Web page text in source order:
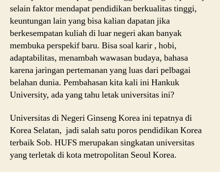
selain faktor mendapat pendidikan berkualitas tinggi,
keuntungan lain yang bisa kalian dapatan jika
berkesempatan kuliah di luar negeri akan banyak
membuka perspekif baru. Bisa soal karir , hobi,
adaptabilitas, menambah wawasan budaya, bahasa
karena jaringan pertemanan yang luas dari pelbagai
belahan dunia. Pembahasan kita kali ini Hankuk
University, ada yang tahu letak universitas ini?
Universitas di Negeri Ginseng Korea ini tepatnya di
Korea Selatan, jadi salah satu poros pendidikan Korea
terbaik Sob. HUFS merupakan singkatan universitas
yang terletak di kota metropolitan Seoul Korea.